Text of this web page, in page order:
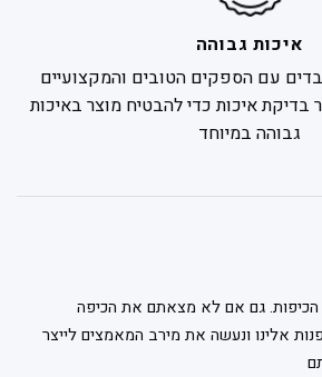
איכות גבוהה
עם הספקים הטובים והמקצועיים
בדיקת איכות כדי להבטיח מוצר באיכות
גבוהה במיוחד
הכיפות. גם אם לא מצאתם את הכיפה
אלינו ונעשה את מירב המאמצים לייצר